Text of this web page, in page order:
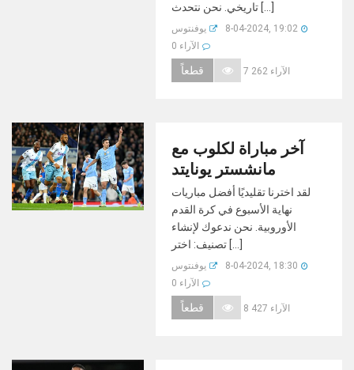
تاريخي. نحن نتحدث [...]
يوفنتوس
8-04-2024, 19:02
0 الآراء
قطعاً 7 262 الآراء
آخر مباراة لكلوب مع
مانشستر يونايتد
لقد اخترنا تقليديًا أفضل مباريات
نهاية الأسبوع في كرة القدم
الأوروبية. نحن ندعوك لإنشاء
تصنيف: اختر [...]
يوفنتوس
8-04-2024, 18:30
0 الآراء
قطعاً 8 427 الآراء